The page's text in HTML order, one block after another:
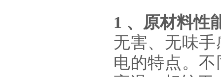
1 、原材料性
无害、无味
电的特点。